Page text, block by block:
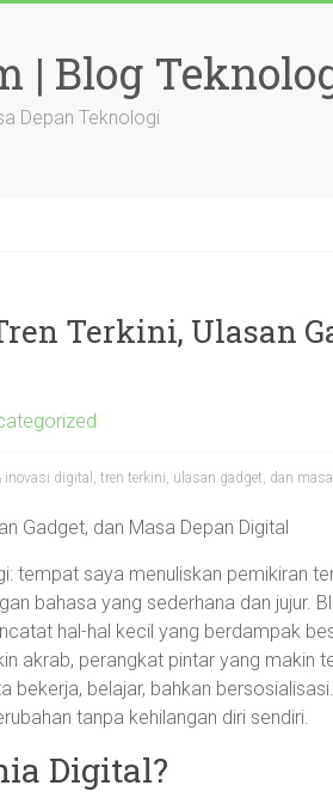
| Blog
Depan Teknologi
Terkini, Ulasan
inovasi digital, tren terkini, ulasan gadget, dan
Gadget, dan Masa Depan Digital
tempat saya menuliskan pemikiran
bahasa yang sederhana dan jujur.
hal-hal kecil yang berdampak
akrab, perangkat pintar yang makin
bekerja, belajar, bahkan
tanpa kehilangan diri sendiri.
Digital?